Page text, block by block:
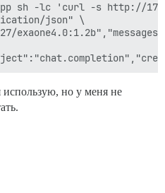
sh -lc 'curl -s http://
json" \
но у меня не